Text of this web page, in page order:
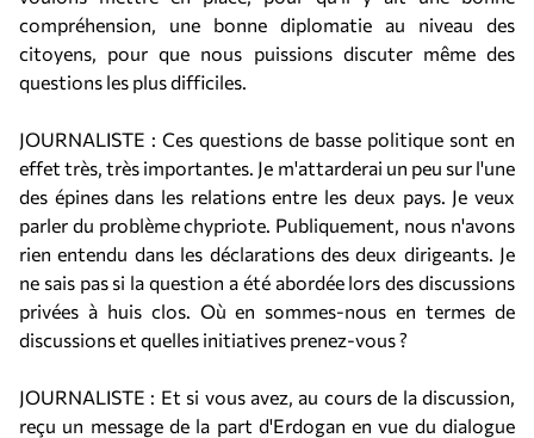
compréhension, une bonne diplomatie au niveau des
citoyens, pour que nous puissions discuter même des
questions les plus difficiles.
JOURNALISTE : Ces questions de basse politique sont en
effet très, très importantes. Je m'attarderai un peu sur l'une
des épines dans les relations entre les deux pays. Je veux
parler du problème chypriote. Publiquement, nous n'avons
rien entendu dans les déclarations des deux dirigeants. Je
ne sais pas si la question a été abordée lors des discussions
privées à huis clos. Où en sommes-nous en termes de
discussions et quelles initiatives prenez-vous ?
JOURNALISTE : Et si vous avez, au cours de la discussion,
reçu un message de la part d'Erdogan en vue du dialogue